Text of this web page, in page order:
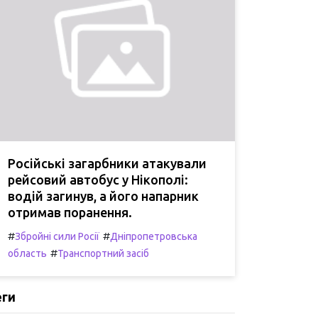
Російські загарбники атакували
рейсовий автобус у Нікополі:
водій загинув, а його напарник
отримав поранення.
#Збройні сили Росії #Дніпропетровська
область #Транспортний засіб